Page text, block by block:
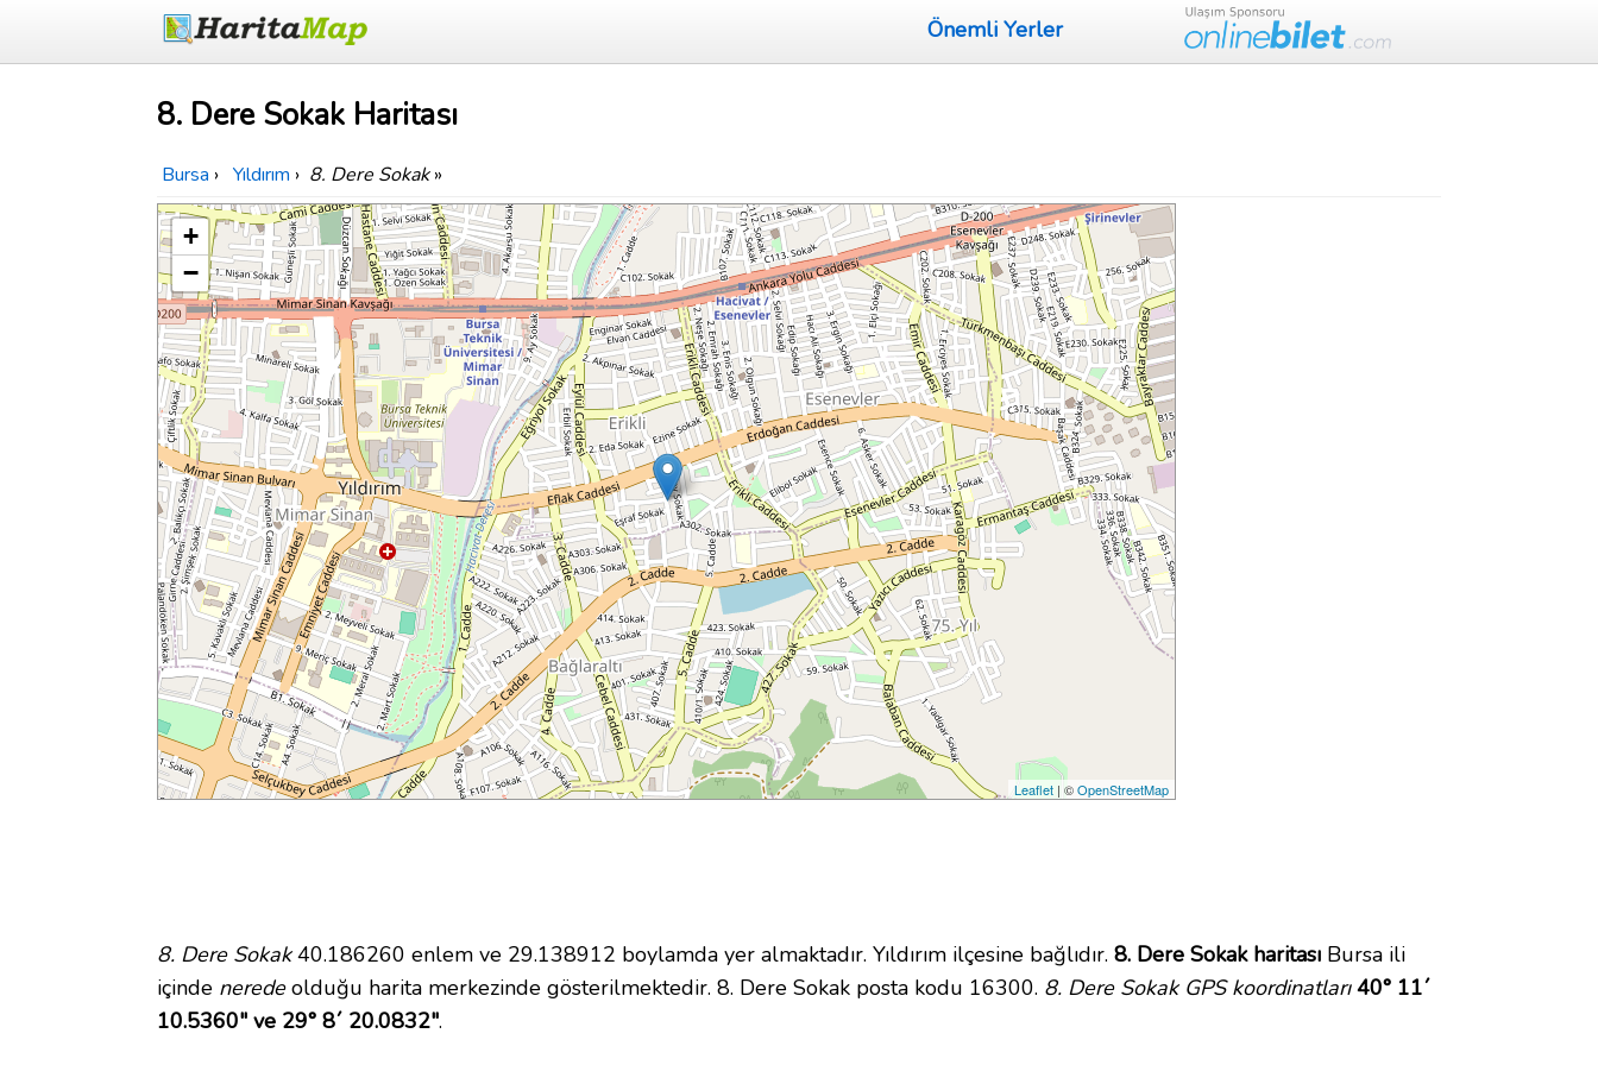
Önemli Yerler
8. Dere Sokak Haritası
Bursa › Yıldırım › 8. Dere Sokak»
+
−
Leaflet | ©OpenStreetMap
8. Dere Sokak40.186260 enlem ve 29.138912 boylamda yer almaktadır. Yıldırım ilçesine bağlıdır. 8. Dere Sokak haritası Bursa ili
içinde neredeolduğu harita merkezinde gösterilmektedir. 8. Dere Sokak posta kodu 16300. 8. Dere Sokak GPS koordinatları 40° 11´
10.5360" ve 29° 8´ 20.0832".